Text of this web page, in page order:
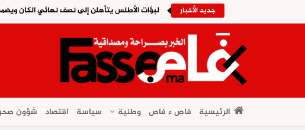
جديد الأخبار لبؤات الأطلس يتأهلن إلى نصف نهائي الكان
الرئيسية فاص ء فاص وطنية سياسة اقتصاد شؤون